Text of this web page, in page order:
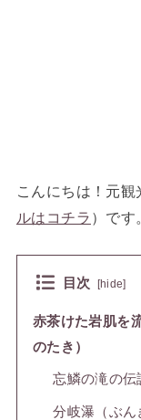
こんにちは！元
ルはコチラ ）です
目次 [hide]
赤茶けた岩肌を
のたき）
忘鱗の滝の伝
分岐瀑（ぶん